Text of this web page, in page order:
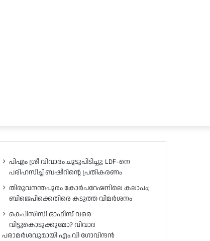
പിഎം ശ്രീ വിവാദം ചൂടുപിടിച്ചു; LDF-നെ
പരിഹസിച്ച് ബഷീറിന്റെ പ്രതികരണം
തിരുവനന്തപുരം കോർപറേഷനിലെ കലാപം;
ബിജെപിക്കെതിരെ കടുത്ത വിമർശനം
കെപിസിസി ഓഫീസ് വരെ
വിട്ടുകൊടുക്കുമോ? വിവാദ
പരാമർശവുമായി എം.വി ഗോവിന്ദൻ